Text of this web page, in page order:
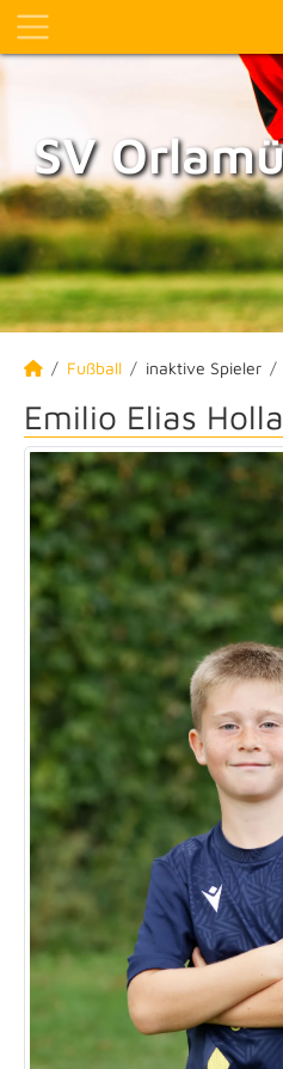
SV
Fußball inaktive Spieler
Emilio Elias